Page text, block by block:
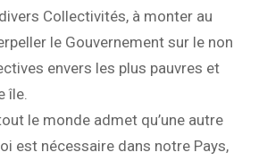
Collectivités, à monter au
le Gouvernement sur le non
envers les plus pauvres et
île.
le monde admet qu’une autre
est nécessaire dans notre Pays,